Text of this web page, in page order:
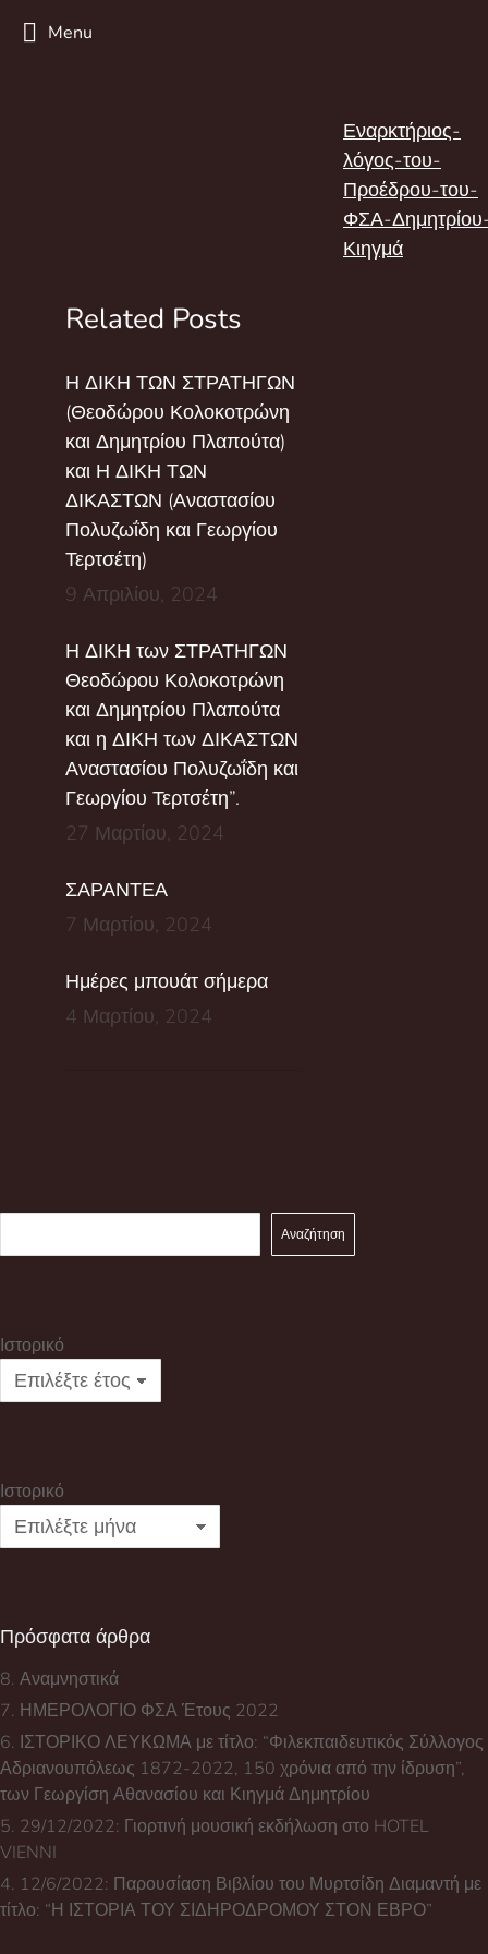
Menu
Εναρκτήριος-
λόγος-του-
Προέδρου-του-
ΦΣΑ-
Κιηγμά
Related Posts
Η ΔΙΚΗ ΤΩΝ ΣΤΡΑΤΗΓΩΝ
(Θεοδώρου Κολοκοτρώνη
και Δημητρίου Πλαπούτα)
και Η ΔΙΚΗ ΤΩΝ
ΔΙΚΑΣΤΩΝ (Αναστασίου
Πολυζωΐδη και Γεωργίου
Τερτσέτη)
9 Απριλίου, 2024
Η ΔΙΚΗ των ΣΤΡΑΤΗΓΩΝ
Θεοδώρου Κολοκοτρώνη
και Δημητρίου Πλαπούτα
και η ΔΙΚΗ των ΔΙΚΑΣΤΩΝ
Αναστασίου Πολυζωΐδη και
Γεωργίου Τερτσέτη”.
27 Μαρτίου, 2024
ΣΑΡΑΝΤΕΑ
7 Μαρτίου, 2024
Ημέρες μπουάτ σήμερα
4 Μαρτίου, 2024
Αναζήτηση
Ιστορικό
Ιστορικό
Πρόσφατα άρθρα
8. Αναμνηστικά
7. ΗΜΕΡΟΛΟΓΙΟ ΦΣΑ Έτους 2022
6. ΙΣΤΟΡΙΚΟ ΛΕΥΚΩΜΑ με τίτλο: “Φιλεκπαιδευτικός Σύλλογος
Αδριανουπόλεως 1872-2022, 150 χρόνια από την ίδρυση”,
των Γεωργίση Αθανασίου και Κιηγμά Δημητρίου
5. 29/12/2022: Γιορτινή μουσική εκδήλωση στο HOTEL
VIENNI
4. 12/6/2022: Παρουσίαση Βιβλίου του Μυρτσίδη Διαμαντή με
τίτλο: “Η ΙΣΤΟΡΙΑ ΤΟΥ ΣΙΔΗΡΟΔΡΟΜΟΥ ΣΤΟΝ ΕΒΡΟ”